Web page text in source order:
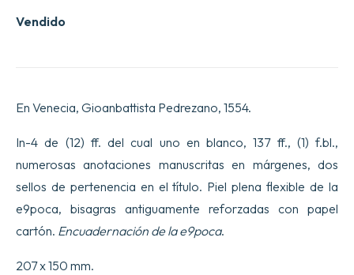
Vendido
En Venecia, Gioanbattista Pedrezano, 1554.
In-4 de (12) ff. del cual uno en blanco, 137 ff., (1) f.bl.,
numerosas anotaciones manuscritas en márgenes, dos
sellos de pertenencia en el título. Piel plena flexible de la
e9poca, bisagras antiguamente reforzadas con papel
cartón. Encuadernación de la e9poca.
207 x 150 mm.